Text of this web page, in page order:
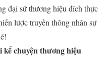
đại sứ thương hiệu đích thực
lược truyền thông nhân sự
chuyện thương hiệu